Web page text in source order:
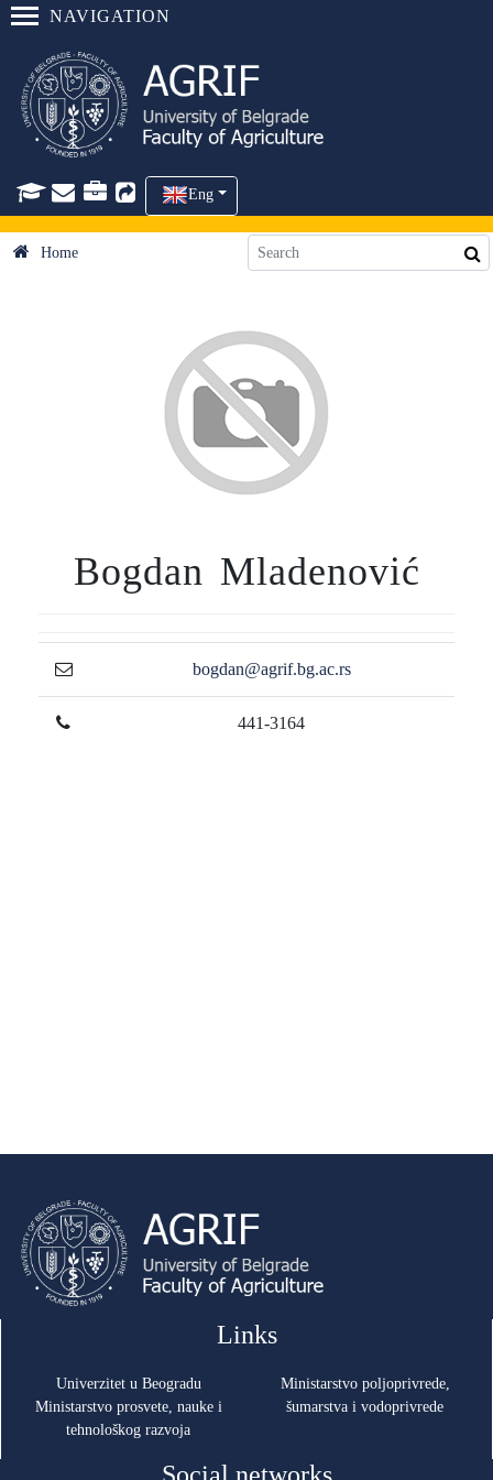
NAVIGATION
Eng
Home
Bogdan Mladenović
bogdan@agrif.bg.ac.rs
441-3164
Links
Univerzitet u Beogradu
Ministarstvo prosvete, nauke i
tehnološkog razvoja
Ministarstvo poljoprivrede,
šumarstva i vodoprivrede